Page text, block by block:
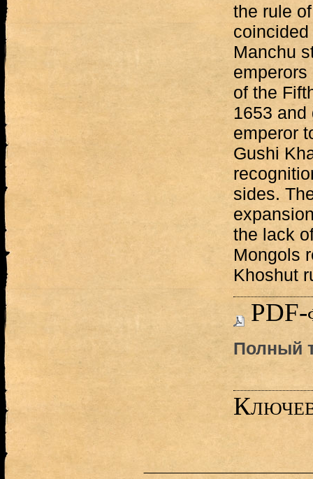
the rule
Manchu
of the
1653 and
emperor
Gushi
sides.
the lack
Mongols
Khoshut
PDF-
Полный